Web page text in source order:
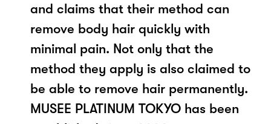
and claims that their method can
remove body hair quickly with
minimal pain. Not only that the
method they apply is also claimed to
be able to remove hair permanently.
MUSEE PLATINUM TOKYO has been